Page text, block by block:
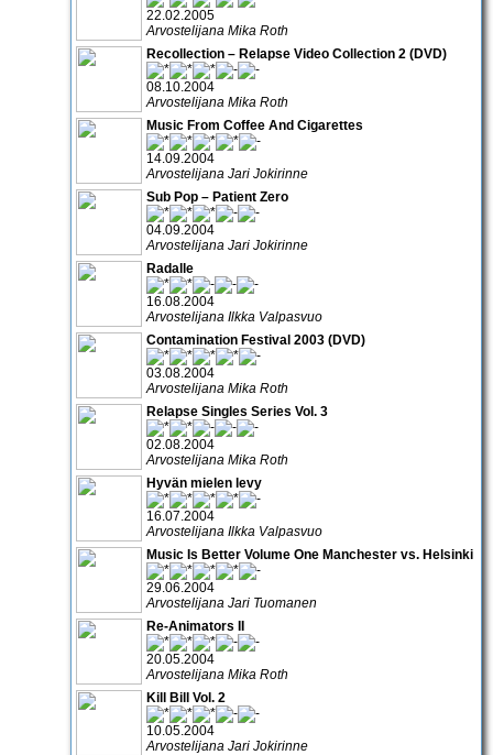
22.02.2005
Arvostelijana Mika Roth
Recollection – Relapse Video Collection 2 (DVD)
08.10.2004
Arvostelijana Mika Roth
Music From Coffee And Cigarettes
14.09.2004
Arvostelijana Jari Jokirinne
Sub Pop – Patient Zero
04.09.2004
Arvostelijana Jari Jokirinne
Radalle
16.08.2004
Arvostelijana Ilkka Valpasvuo
Contamination Festival 2003 (DVD)
03.08.2004
Arvostelijana Mika Roth
Relapse Singles Series Vol. 3
02.08.2004
Arvostelijana Mika Roth
Hyvän mielen levy
16.07.2004
Arvostelijana Ilkka Valpasvuo
Music Is Better Volume One Manchester vs. Helsinki
29.06.2004
Arvostelijana Jari Tuomanen
Re-Animators II
20.05.2004
Arvostelijana Mika Roth
Kill Bill Vol. 2
10.05.2004
Arvostelijana Jari Jokirinne